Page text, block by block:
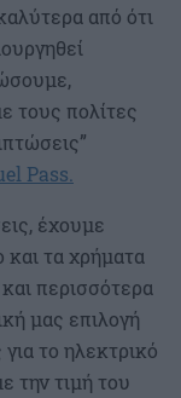
από ότι
τους πολίτες
Pass.
έχουμε
και τα χρήματα
περισσότερα
μας επιλογή
το ηλεκτρικό
την τιμή του